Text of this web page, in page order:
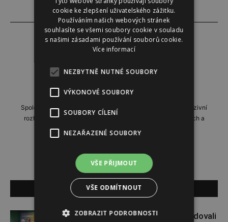
Instinkt
Společensko-reportážní týdeník, přinášející profilové a exkluzivní
rozhovory, domácí i zahraniční reportáže, příběhy zajímavých a
neobyčejných lidí.
SOUVISEJÍCÍ ČLÁNKY
Paulie Garand a Slávek Pham bodovali
cookie ke zlepšení uživatelského zážitku.
Používáním našich webových stránek
souhlasíte se všemi soubory cookie v souladu
s našimi zásadami používání souborů cookie.
Více informací
NEZBYTNĚ NUTNÉ SOUBORY
VÝKONOVÉ SOUBORY
SOUBORY CÍLENÍ
NEZAŘAZENÉ SOUBORY
VŠE PŘIJMOUT
VŠE ODMÍTNOUT
ZOBRAZIT PODROBNOSTI